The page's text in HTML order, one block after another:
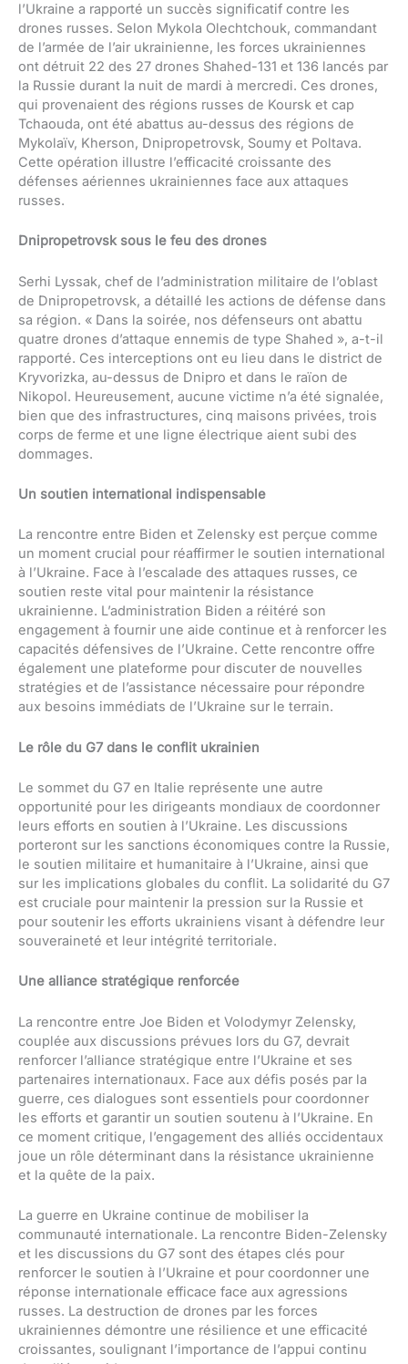
l’Ukraine a rapporté un succès significatif contre les
drones russes. Selon Mykola Olechtchouk, commandant
de l’armée de l’air ukrainienne, les forces ukrainiennes
ont détruit 22 des 27 drones Shahed-131 et 136 lancés par
la Russie durant la nuit de mardi à mercredi. Ces drones,
qui provenaient des régions russes de Koursk et cap
Tchaouda, ont été abattus au-dessus des régions de
Mykolaïv, Kherson, Dnipropetrovsk, Soumy et Poltava.
Cette opération illustre l’efficacité croissante des
défenses aériennes ukrainiennes face aux attaques
russes.
Dnipropetrovsk sous le feu des drones
Serhi Lyssak, chef de l’administration militaire de l’oblast
de Dnipropetrovsk, a détaillé les actions de défense dans
sa région. « Dans la soirée, nos défenseurs ont abattu
quatre drones d’attaque ennemis de type Shahed », a-t-il
rapporté. Ces interceptions ont eu lieu dans le district de
Kryvorizka, au-dessus de Dnipro et dans le raïon de
Nikopol. Heureusement, aucune victime n’a été signalée,
bien que des infrastructures, cinq maisons privées, trois
corps de ferme et une ligne électrique aient subi des
dommages.
Un soutien international indispensable
La rencontre entre Biden et Zelensky est perçue comme
un moment crucial pour réaffirmer le soutien international
à l’Ukraine. Face à l’escalade des attaques russes, ce
soutien reste vital pour maintenir la résistance
ukrainienne. L’administration Biden a réitéré son
engagement à fournir une aide continue et à renforcer les
capacités défensives de l’Ukraine. Cette rencontre offre
également une plateforme pour discuter de nouvelles
stratégies et de l’assistance nécessaire pour répondre
aux besoins immédiats de l’Ukraine sur le terrain.
Le rôle du G7 dans le conflit ukrainien
Le sommet du G7 en Italie représente une autre
opportunité pour les dirigeants mondiaux de coordonner
leurs efforts en soutien à l’Ukraine. Les discussions
porteront sur les sanctions économiques contre la Russie,
le soutien militaire et humanitaire à l’Ukraine, ainsi que
sur les implications globales du conflit. La solidarité du G7
est cruciale pour maintenir la pression sur la Russie et
pour soutenir les efforts ukrainiens visant à défendre leur
souveraineté et leur intégrité territoriale.
Une alliance stratégique renforcée
La rencontre entre Joe Biden et Volodymyr Zelensky,
couplée aux discussions prévues lors du G7, devrait
renforcer l’alliance stratégique entre l’Ukraine et ses
partenaires internationaux. Face aux défis posés par la
guerre, ces dialogues sont essentiels pour coordonner
les efforts et garantir un soutien soutenu à l’Ukraine. En
ce moment critique, l’engagement des alliés occidentaux
joue un rôle déterminant dans la résistance ukrainienne
et la quête de la paix.
La guerre en Ukraine continue de mobiliser la
communauté internationale. La rencontre Biden-Zelensky
et les discussions du G7 sont des étapes clés pour
renforcer le soutien à l’Ukraine et pour coordonner une
réponse internationale efficace face aux agressions
russes. La destruction de drones par les forces
ukrainiennes démontre une résilience et une efficacité
croissantes, soulignant l’importance de l’appui continu